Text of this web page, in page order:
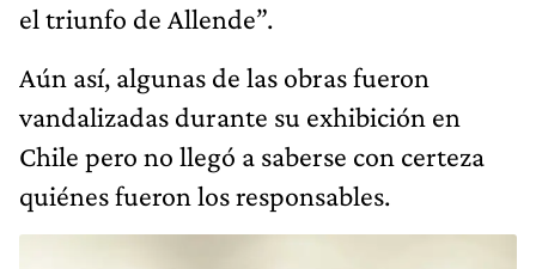
el triunfo de Allende”.
Aún así, algunas de las obras fueron
vandalizadas durante su exhibición en
Chile pero no llegó a saberse con certeza
quiénes fueron los responsables.